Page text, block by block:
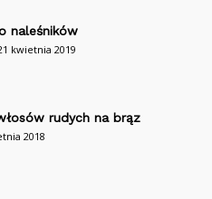
naleśników
kwietnia 2019
rudych na brąz
2018